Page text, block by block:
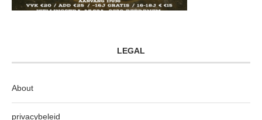
LEGAL
About
privacybeleid